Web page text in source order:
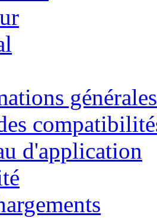
d'application